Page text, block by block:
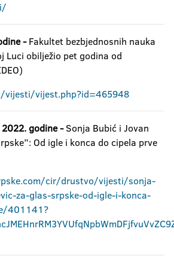
-Fakultet bezbjednosnih nauka
Luci obilježio pet godina od
vijest.php?id=465948
2022. godine-Sonja Bubić i Jovan
Od igle i konca do cipela prve
cir/drustvo/vijesti/sonja-
za-glas-srpske-od-igle-i-konca-
401141?